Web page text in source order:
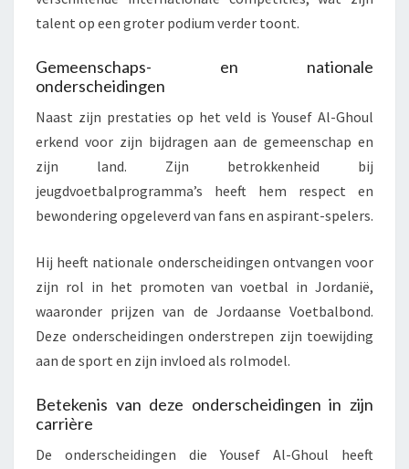
talent op een groter podium verder toont.
Gemeenschaps- en nationale
onderscheidingen
Naast zijn prestaties op het veld is Yousef Al-Ghoul
erkend voor zijn bijdragen aan de gemeenschap en
zijn land. Zijn betrokkenheid bij
jeugdvoetbalprogramma’s heeft hem respect en
bewondering opgeleverd van fans en aspirant-spelers.
Hij heeft nationale onderscheidingen ontvangen voor
zijn rol in het promoten van voetbal in Jordanië,
waaronder prijzen van de Jordaanse Voetbalbond.
Deze onderscheidingen onderstrepen zijn toewijding
aan de sport en zijn invloed als rolmodel.
Betekenis van deze onderscheidingen in zijn
carrière
De onderscheidingen die Yousef Al-Ghoul heeft